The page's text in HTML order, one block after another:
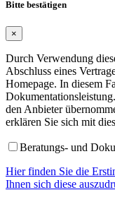
Bitte bestätigen
×
Durch Verwendung
Abschluss eines
Homepage. In diesem
den Anbieter
erklären Sie sich mit
Beratungs- und
Hier finden Sie die
Ihnen sich diese